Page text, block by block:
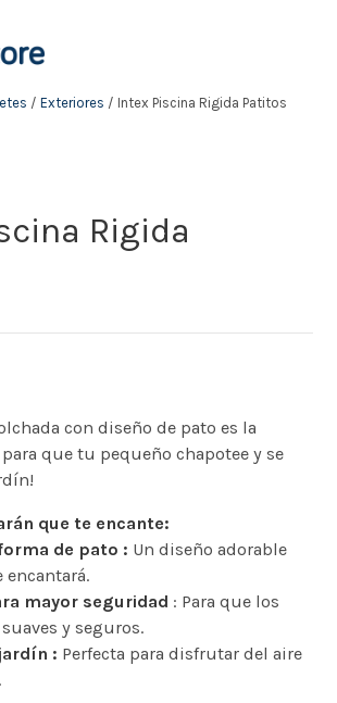
/ Exteriores / Intex Piscina Rigida Patitos
Rigida
con diseño de pato es la
que tu pequeño chapotee y se
que te encante:
de pato : Un diseño adorable
encantará.
mayor seguridad : Para que los
y seguros.
: Perfecta para disfrutar del aire